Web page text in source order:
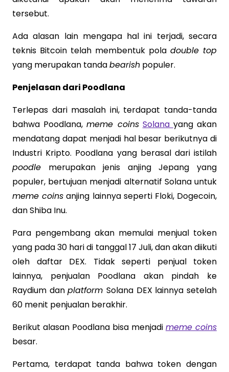
tersebut.
Ada alasan lain mengapa hal ini terjadi, secara
teknis Bitcoin telah membentuk pola double top
yang merupakan tandabearish populer.
Penjelasan dari Poodlana
Terlepas dari masalah ini, terdapat tanda-tanda
bahwa Poodlana,meme coins Solana yang akan
mendatang dapat menjadi hal besar berikutnya di
Industri Kripto. Poodlana yang berasal dari istilah
poodle merupakan jenis anjing Jepang yang
populer, bertujuan menjadi alternatif Solana untuk
meme coins anjing lainnya seperti Floki, Dogecoin,
dan Shiba Inu.
Para pengembang akan memulai menjual token
yang pada 30 hari di tanggal 17 Juli, dan akan diikuti
oleh daftar DEX. Tidak seperti penjual token
lainnya, penjualan Poodlana akan pindah ke
Raydium danplatformSolana DEX lainnya setelah
60 menit penjualan berakhir.
Berikut alasan Poodlana bisa menjadi meme coins
besar.
Pertama, terdapat tanda bahwa token dengan